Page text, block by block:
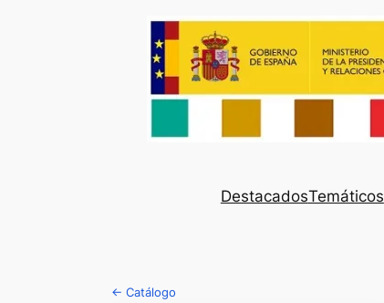
DestacadosTemáticos
← Catálogo